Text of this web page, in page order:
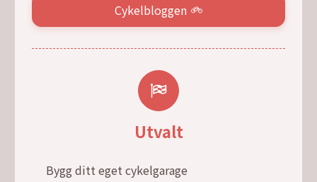
Cykelbloggen
Utvalt
Bygg ditt eget cykelgarage